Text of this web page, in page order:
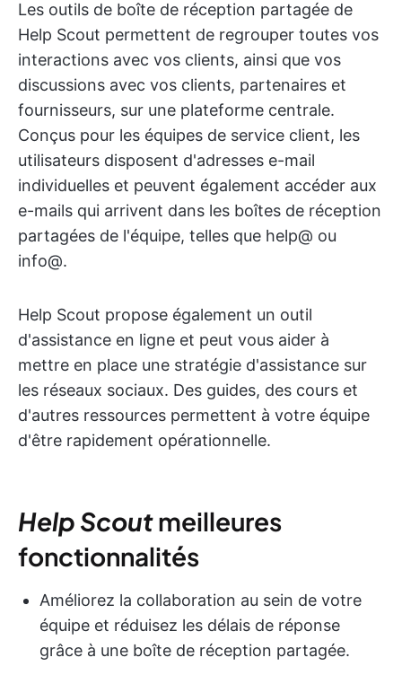
Les outils de boîte de réception partagée de
Help Scout permettent de regrouper toutes vos
interactions avec vos clients, ainsi que vos
discussions avec vos clients, partenaires et
fournisseurs, sur une plateforme centrale.
Conçus pour les équipes de service client, les
utilisateurs disposent d'adresses e-mail
individuelles et peuvent également accéder aux
e-mails qui arrivent dans les boîtes de réception
partagées de l'équipe, telles que help@ ou
info@.
Help Scout propose également un outil
d'assistance en ligne et peut vous aider à
mettre en place une stratégie d'assistance sur
les réseaux sociaux. Des guides, des cours et
d'autres ressources permettent à votre équipe
d'être rapidement opérationnelle.
Help Scoutmeilleures
fonctionnalités
Améliorez la collaboration au sein de votre
équipe et réduisez les délais de réponse
grâce à une boîte de réception partagée.